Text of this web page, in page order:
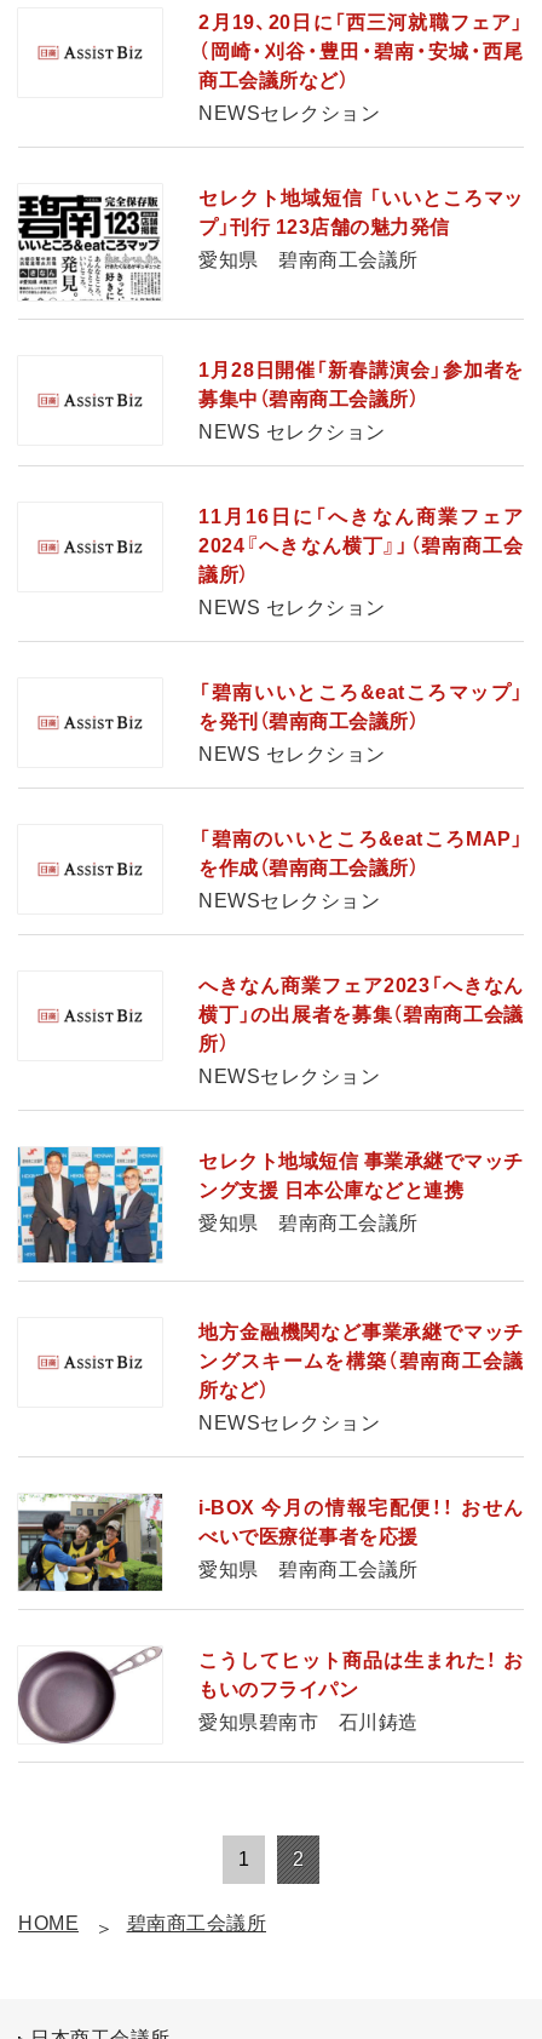
2月19、20日に「西三河就職フェア」
（岡崎・刈谷・豊田・碧南・安城・西尾
商工会議所など）
NEWSセレクション
セレクト地域短信 「いいところマッ
プ」刊行 123店舗の魅力発信
愛知県 碧南商工会議所
1月28日開催「新春講演会」参加者を
募集中（碧南商工会議所）
NEWS セレクション
11月16日に「へきなん商業フェア
2024『へきなん横丁』」（碧南商工会
議所）
NEWS セレクション
「碧南いいところ&eatころマップ」
を発刊（碧南商工会議所）
NEWS セレクション
「碧南のいいところ&eatころMAP」
を作成（碧南商工会議所）
NEWSセレクション
へきなん商業フェア2023「へきなん
横丁」の出展者を募集（碧南商工会議
所）
NEWSセレクション
セレクト地域短信 事業承継でマッチ
ング支援 日本公庫などと連携
愛知県 碧南商工会議所
地方金融機関など事業承継でマッチ
ングスキームを構築（碧南商工会議
所など）
NEWSセレクション
i-BOX 今月の情報宅配便！！ おせん
べいで医療従事者を応援
愛知県 碧南商工会議所
こうしてヒット商品は生まれた！ お
もいのフライパン
愛知県碧南市 石川鋳造
1 2
HOME 碧南商工会議所